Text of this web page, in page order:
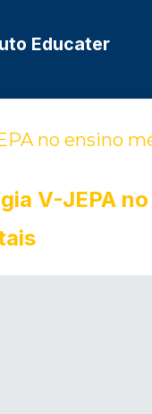
Educater
no ensino
V-JEPA